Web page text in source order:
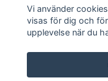
©
Vi använder
visas för dig och
upplevelse när du